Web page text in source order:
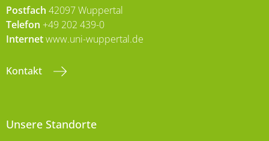
Postfach 42097 Wuppertal
Telefon +49 202 439-0
Internetwww.uni-wuppertal.de
Kontakt
Unsere Standorte